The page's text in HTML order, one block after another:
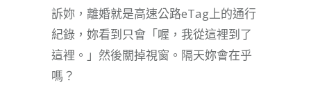
訴妳，離婚就是高速公路eTag上的通行
紀錄，妳看到只會「喔，我從這裡到了
這裡。」然後關掉視窗。隔天妳會在乎
嗎？